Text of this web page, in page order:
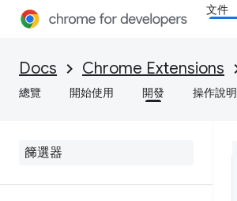
文件
Docs Chrome Extensions
總覽 開始使用 開發 操作說明